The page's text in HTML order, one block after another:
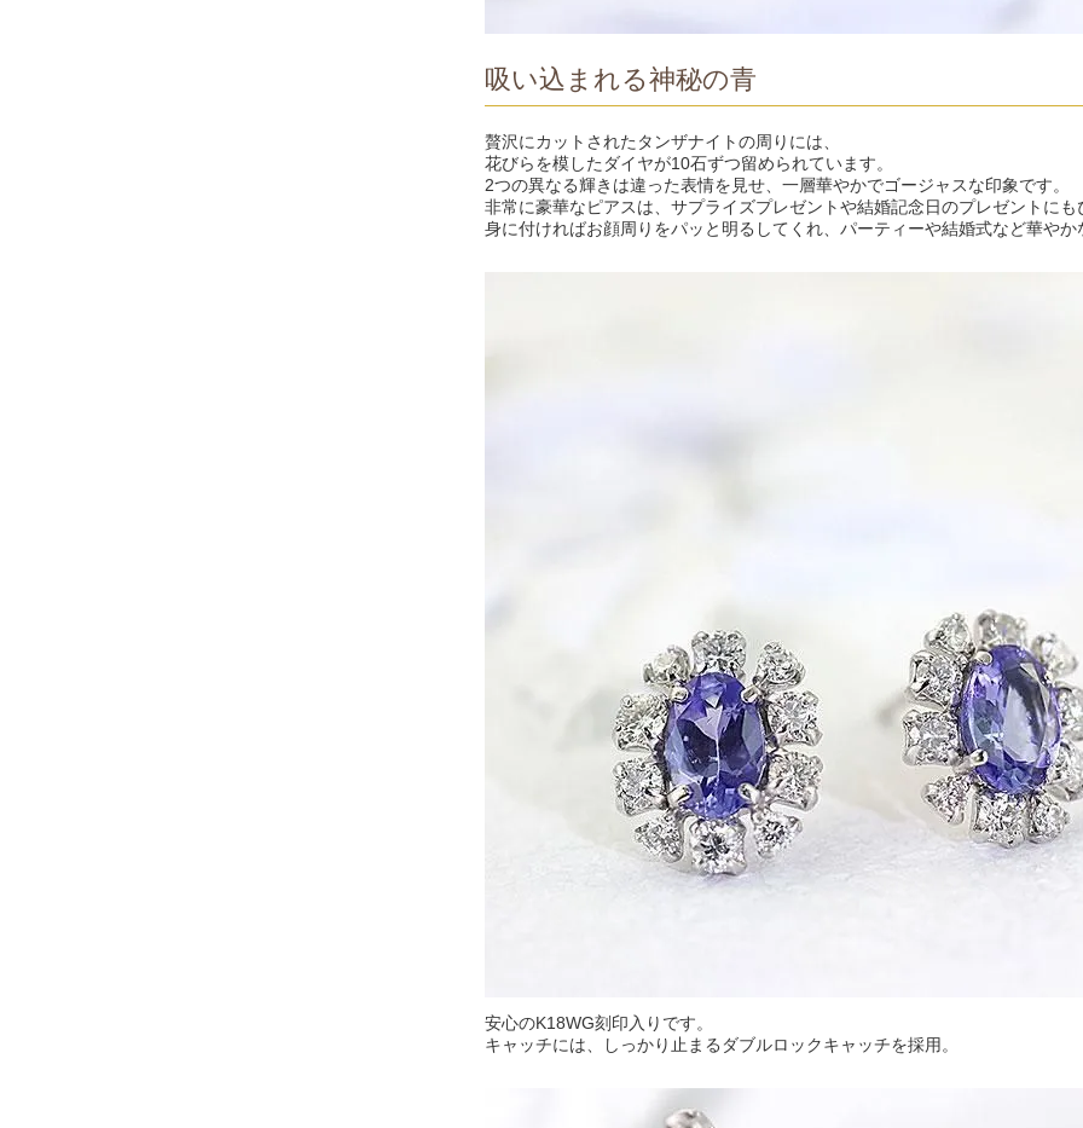
吸い込まれる神秘の青
贅沢にカットされたタンザナイトの周りには、
花びらを模したダイヤが10石ずつ留められています。
2つの異なる輝きは違った表情を見せ、一層華やかでゴージャスな印象です。
非常に豪華なピアスは、サプライズプレゼントや結婚記念日のプレゼントにも
身に付ければお顔周りをパッと明るしてくれ、パーティーや結婚式など華や
安心のK18WG刻印入りです。
キャッチには、しっかり止まるダブルロックキャッチを採用。